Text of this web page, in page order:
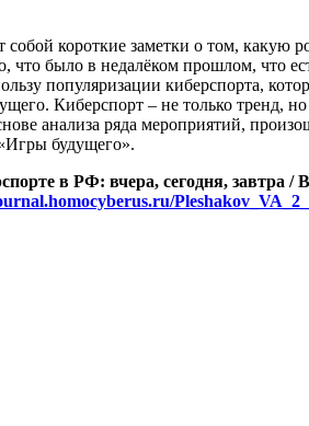
собой короткие заметки о том,
что было в недалёком прошлом, что
популяризации киберспорта,
Киберспорт – не только тренд,
анализа ряда мероприятий,
будущего».
в РФ: вчера, сегодня,